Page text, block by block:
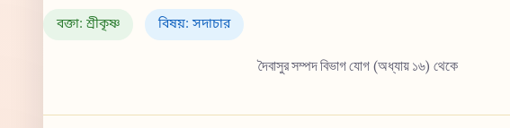
বক্তা: শ্রীকৃষ্ণ বিষয়: সদাচার
দৈবাসুর সম্পদ বিভাগ যোগ (অধ্যায় ১৬) থেকে